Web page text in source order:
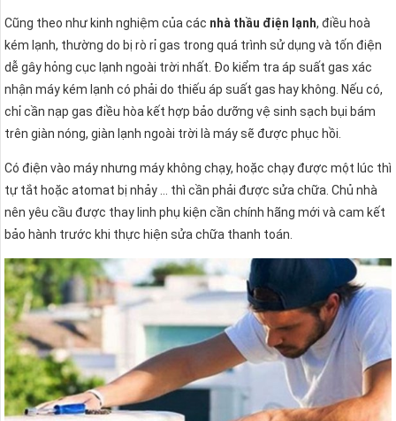
Cũng theo như kinh nghiệm của các nhà thầu điện lạnh, điều hoà
kém lạnh, thường do bị rò rỉ gas trong quá trình sử dụng và tốn điện
dễ gây hỏng cục lạnh ngoài trời nhất. Đo kiểm tra áp suất gas xác
nhận máy kém lạnh có phải do thiếu áp suất gas hay không. Nếu có,
chỉ cần nạp gas điều hòa kết hợp bảo dưỡng vệ sinh sạch bụi bám
trên giàn nóng, giàn lạnh ngoài trời là máy sẽ được phục hồi.
Có điện vào máy nhưng máy không chạy, hoặc chạy được một lúc thì
tự tắt hoặc atomat bị nhảy … thì cần phải được sửa chữa. Chủ nhà
nên yêu cầu được thay linh phụ kiện cần chính hãng mới và cam kết
bảo hành trước khi thực hiện sửa chữa thanh toán.